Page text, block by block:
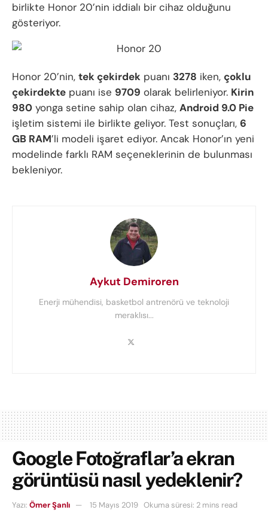
birlikte Honor 20’nin iddialı bir cihaz olduğunu
gösteriyor.
Honor 20’nin, tek çekirdek puanı 3278 iken, çoklu
çekirdekte puanı ise 9709 olarak belirleniyor. Kirin
980 yonga setine sahip olan cihaz, Android 9.0 Pie
işletim sistemi ile birlikte geliyor. Test sonuçları, 6
GB RAM’li modeli işaret ediyor. Ancak Honor’ın yeni
modelinde farklı RAM seçeneklerinin de bulunması
bekleniyor.
Aykut Demiroren
Enerji mühendisi, basketbol antrenörü ve teknoloji
meraklısı...
Google Fotoğraflar’a ekran
görüntüsü nasıl yedeklenir?
Yazı: Ömer Şanlı 15 Mayıs 2019 Okuma süresi: 2 mins read